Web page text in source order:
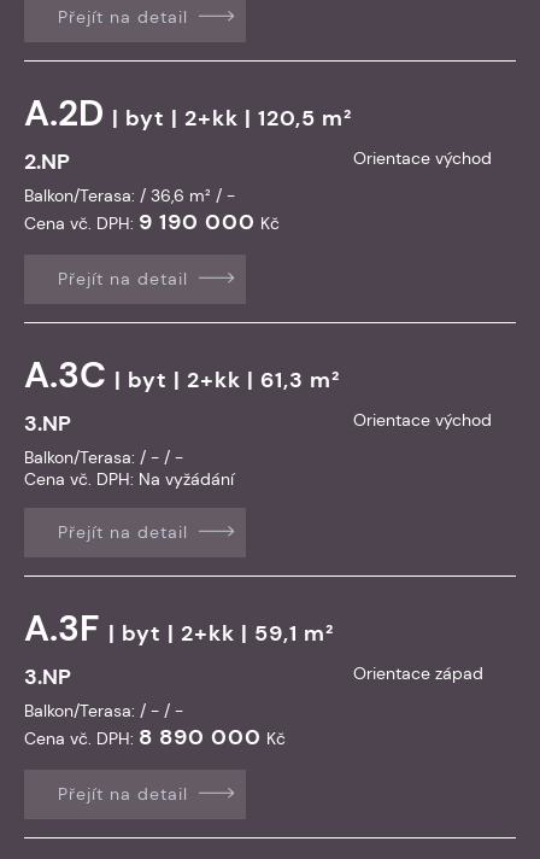
Přejít na detail
A.2D | byt | 2+kk | 120,5 m²
2.NP
Orientace východ
Balkon/Terasa: / 36,6 m² / -
Cena vč. DPH: 9 190 000 Kč
Přejít na detail
A.3C | byt | 2+kk | 61,3 m²
3.NP
Orientace východ
Balkon/Terasa: / - / -
Cena vč. DPH: Na vyžádání
Přejít na detail
A.3F | byt | 2+kk | 59,1 m²
3.NP
Orientace západ
Balkon/Terasa: / - / -
Cena vč. DPH: 8 890 000 Kč
Přejít na detail